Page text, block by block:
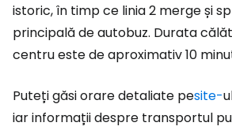
istoric, în timp ce linia 2 merge și
principală de autobuz. Durata
centru este de aproximativ 10
Puteți găsi orare detaliate pesite-
iar informații despre transportul